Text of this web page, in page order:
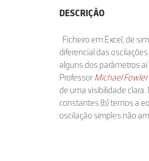
DESCRIÇÃO
Ficheiro em Excel, de
diferencial das
alguns dos parâmetros
ProfessorMichael
de uma visibilidade
constantes (b) temos a
oscilação simples não